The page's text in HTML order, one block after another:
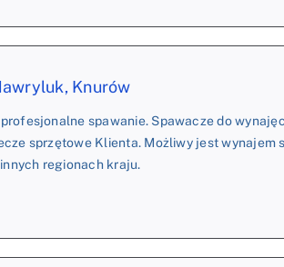
Knurów
spawanie. Spawacze do
sprzętowe Klienta. Możliwy jest
regionach kraju.